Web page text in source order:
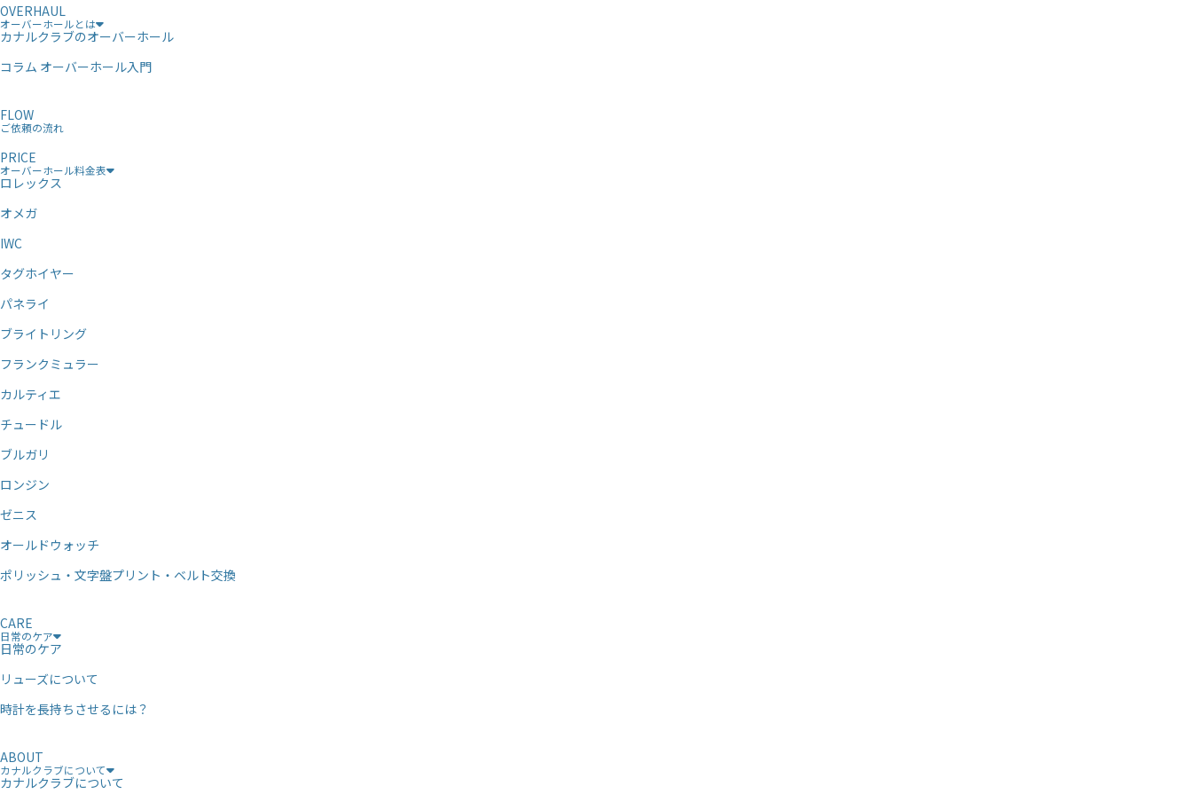
OVERHAUL
オーバーホールとは
カナルクラブのオーバーホール
コラム オーバーホール入門
FLOW
ご依頼の流れ
PRICE
オーバーホール料金表
ロレックス
オメガ
IWC
タグホイヤー
パネライ
ブライトリング
フランクミュラー
カルティエ
チュードル
ブルガリ
ロンジン
ゼニス
オールドウォッチ
ポリッシュ・文字盤プリント・ベルト交換
CARE
日常のケア
日常のケア
リューズについて
時計を長持ちさせるには？
ABOUT
カナルクラブについて
カナルクラブについて